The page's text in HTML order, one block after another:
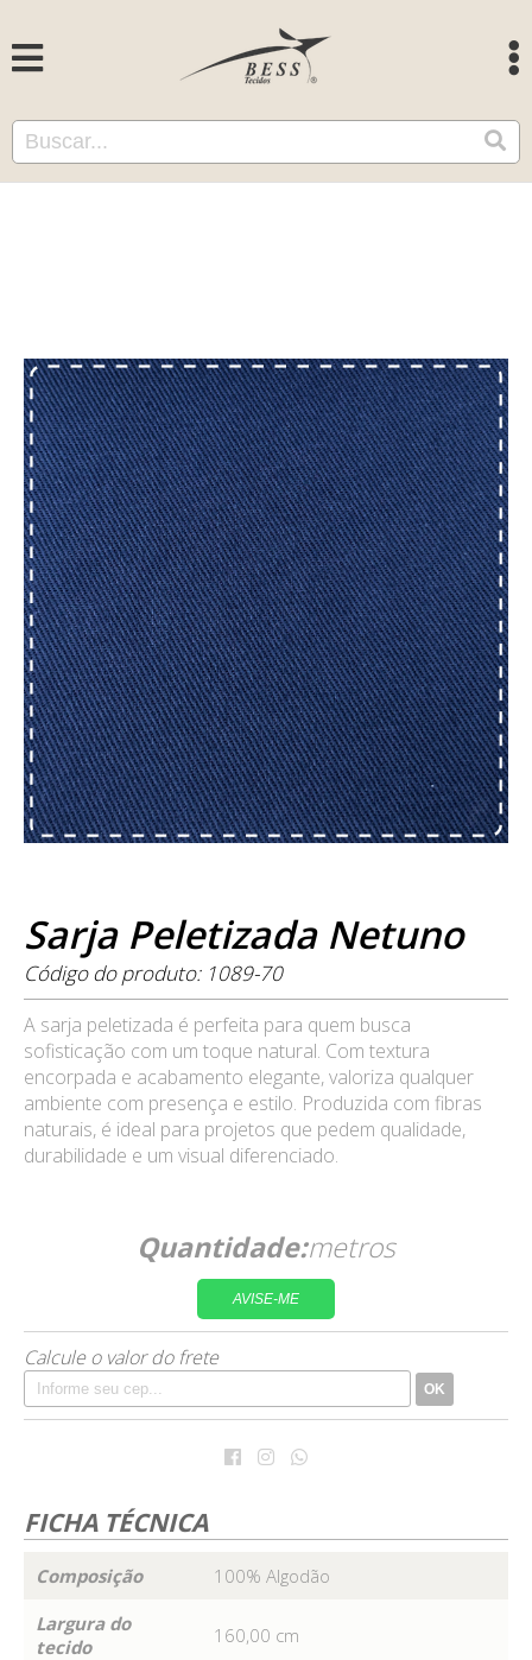
Sarja Peletizada Netuno
Código do produto: 1089-70
A sarja peletizada é perfeita para quem busca
sofisticação com um toque natural. Com textura
encorpada e acabamento elegante, valoriza qualquer
ambiente com presença e estilo. Produzida com fibras
naturais, é ideal para projetos que pedem qualidade,
durabilidade e um visual diferenciado.
Quantidade:metros
AVISE-ME
Calcule o valor do frete
OK
FICHA TÉCNICA
Composição
100% Algodão
Largura do
tecido
160,00 cm